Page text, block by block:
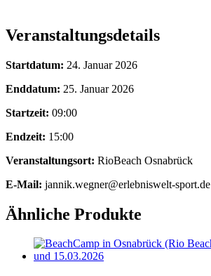
Veranstaltungsdetails
Startdatum: 24. Januar 2026
Enddatum: 25. Januar 2026
Startzeit: 09:00
Endzeit: 15:00
Veranstaltungsort: RioBeach Osnabrück
E-Mail: jannik.wegner@erlebniswelt-sport.de
Ähnliche Produkte